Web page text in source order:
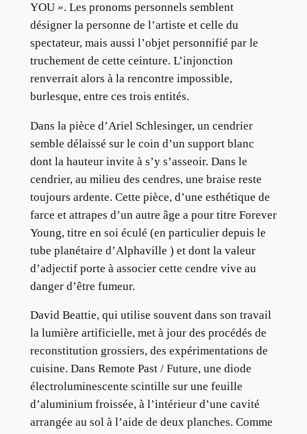
YOU ». Les pronoms personnels semblent
désigner la personne de l’artiste et celle du
spectateur, mais aussi l’objet personnifié par le
truchement de cette ceinture. L’injonction
renverrait alors à la rencontre impossible,
burlesque, entre ces trois entités.
Dans la pièce d’Ariel Schlesinger, un cendrier
semble délaissé sur le coin d’un support blanc
dont la hauteur invite à s’y s’asseoir. Dans le
cendrier, au milieu des cendres, une braise reste
toujours ardente. Cette pièce, d’une esthétique de
farce et attrapes d’un autre âge a pour titre Forever
Young, titre en soi éculé (en particulier depuis le
tube planétaire d’Alphaville ) et dont la valeur
d’adjectif porte à associer cette cendre vive au
danger d’être fumeur.
David Beattie, qui utilise souvent dans son travail
la lumière artificielle, met à jour des procédés de
reconstitution grossiers, des expérimentations de
cuisine. Dans Remote Past / Future, une diode
électroluminescente scintille sur une feuille
d’aluminium froissée, à l’intérieur d’une cavité
arrangée au sol à l’aide de deux planches. Comme